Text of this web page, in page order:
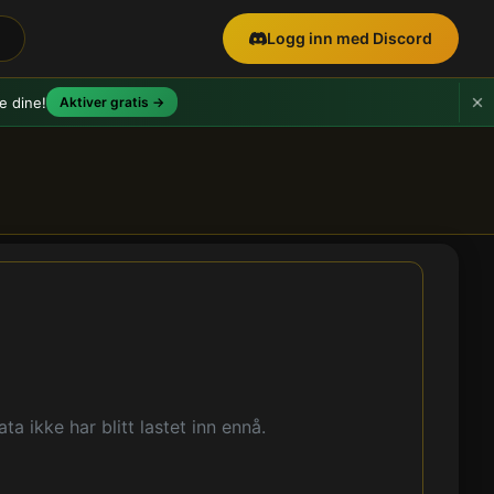
Logg inn med Discord
dine! Aktiver gratis →
ikke har blitt lastet inn ennå.